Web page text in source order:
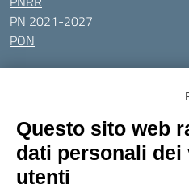
PN 2021-2027
PON
Tutti gli argomenti
Amministrazione Trasparente
Dichiarazione di accessibilità
Seguici su:
Questo sito web
dati personali
utenti